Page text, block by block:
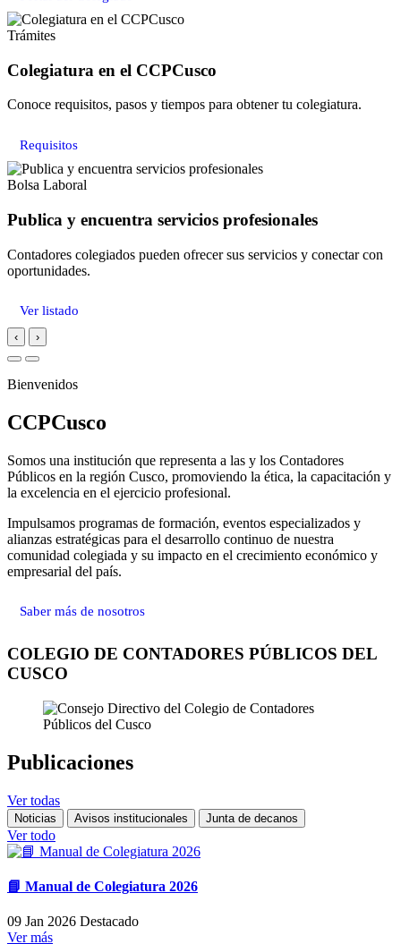
Trámites
Colegiatura en el CCPCusco
Conoce requisitos, pasos y tiempos para obtener tu colegiatura.
Requisitos
Bolsa Laboral
Publica y encuentra servicios profesionales
Contadores colegiados pueden ofrecer sus servicios y conectar con
oportunidades.
Ver listado
‹ ›
Bienvenidos
CCPCusco
Somos una institución que representa a las y los Contadores
Públicos en la región Cusco, promoviendo la ética, la capacitación y
la excelencia en el ejercicio profesional.
Impulsamos programas de formación, eventos especializados y
alianzas estratégicas para el desarrollo continuo de nuestra
comunidad colegiada y su impacto en el crecimiento económico y
empresarial del país.
Saber más de nosotros
COLEGIO DE CONTADORES PÚBLICOS DEL
CUSCO
Publicaciones
Ver todas
Noticias Avisos institucionales Junta de decanos
Ver todo
📘 Manual de Colegiatura 2026
09 Jan 2026 Destacado
Ver más